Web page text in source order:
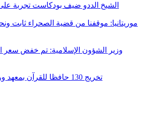
الشيخ الددو ضيف بودكاست تجربة
موريتانيا: موقفنا من قضية الصحراء ثابت
وزير الشؤون الإسلامية: تم خفض سعر
تخريج 130 حافظا للقرآن بمعهد ورش في الميناء (فيديو)